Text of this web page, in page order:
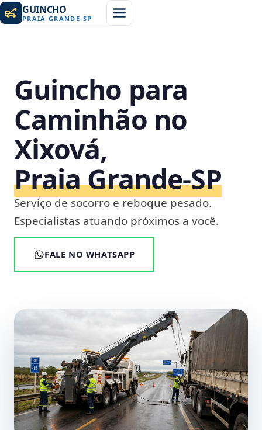
GUINCHO
PRAIA GRANDE-SP
Guincho para
Caminhão no
Xixová,
Praia Grande‑SP
Serviço de socorro e reboque pesado.
Especialistas atuando próximos a você.
FALE NO WHATSAPP